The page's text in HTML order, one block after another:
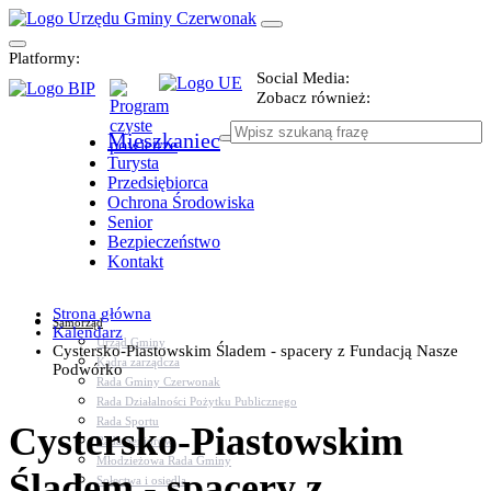
Platformy:
Social Media:
Zobacz również:
Mieszkaniec
Turysta
Przedsiębiorca
Ochrona Środowiska
Senior
Bezpieczeństwo
Kontakt
Samorząd
Urząd Gminy
Kadra zarządcza
Rada Gminy Czerwonak
Rada Działalności Pożytku Publicznego
Rada Sportu
Rada Seniorów
Młodzieżowa Rada Gminy
Sołectwa i osiedla
Strona główna
Kalendarz
Cystersko-Piastowskim Śladem - spacery z Fundacją Nasze
Podwórko
Cystersko-Piastowskim